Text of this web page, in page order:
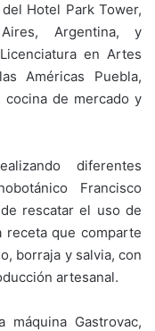
Hotel Park Tower,
Argentina, y
en Artes
Américas Puebla,
de mercado y
diferentes
Francisco
rescatar el uso de
que comparte
borraja y salvia, con
artesanal.
Gastrovac,